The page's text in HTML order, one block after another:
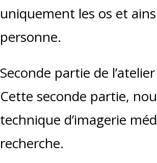
uniquement les os et
personne.
Seconde partie de
Cette seconde partie,
technique d’imagerie
recherche.